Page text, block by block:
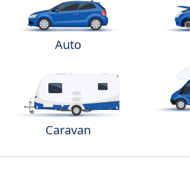
Auto
Caravan